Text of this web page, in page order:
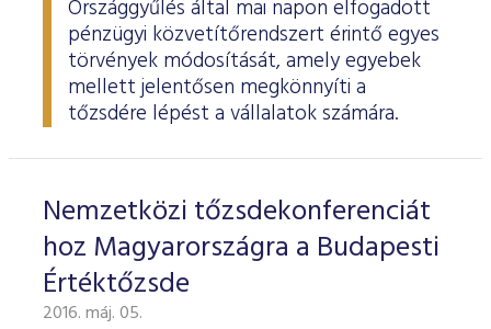
Országgyűlés által mai napon elfogadott
pénzügyi közvetítőrendszert érintő egyes
törvények módosítását, amely egyebek
mellett jelentősen megkönnyíti a
tőzsdére lépést a vállalatok számára.
Nemzetközi tőzsdekonferenciát
hoz Magyarországra a Budapesti
Értéktőzsde
2016. máj. 05.